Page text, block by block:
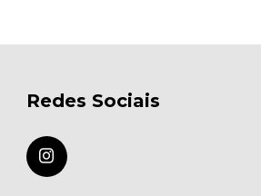
Redes Sociais